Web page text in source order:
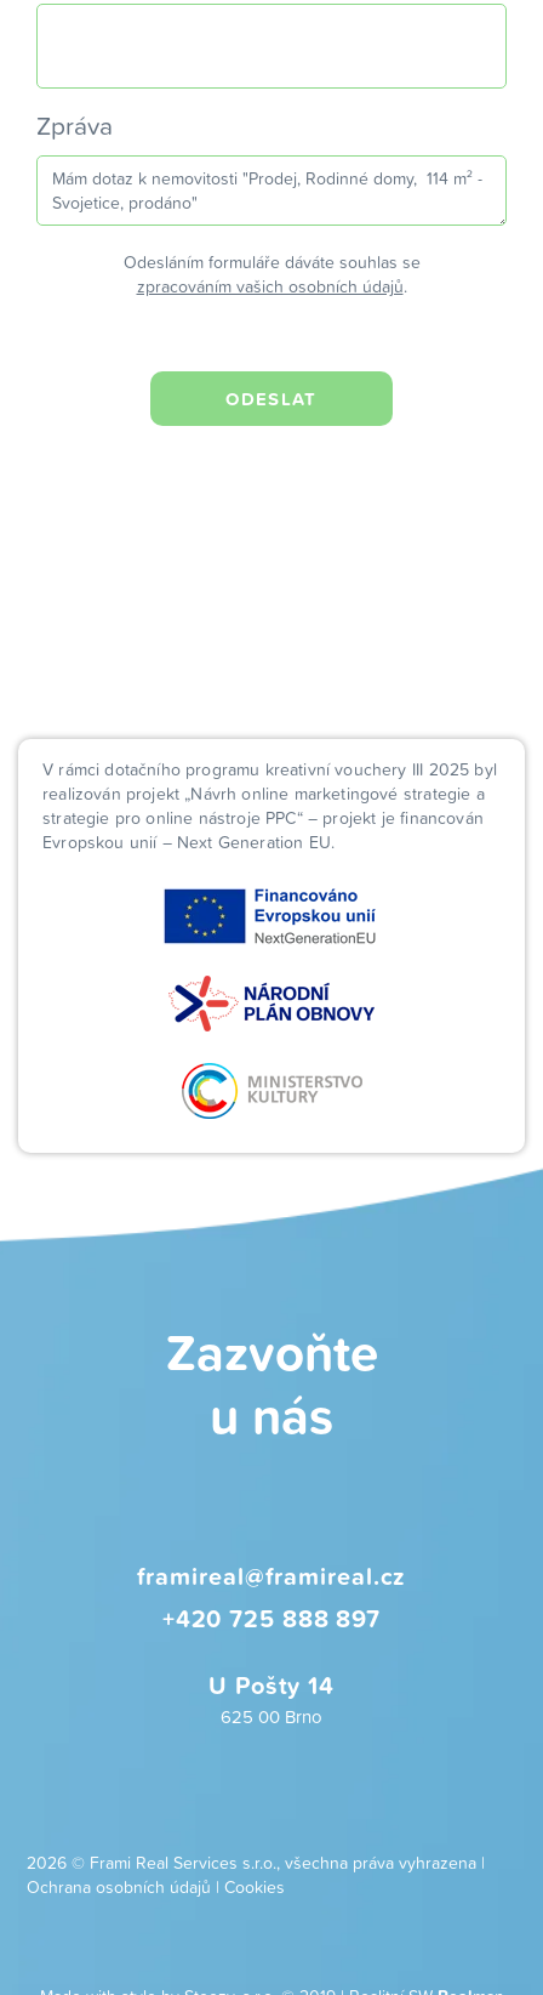
Zpráva
Odesláním formuláře dáváte souhlas se
zpracováním vašich osobních údajů.
V rámci dotačního programu kreativní vouchery III 2025 byl
realizován projekt „Návrh online marketingové strategie a
strategie pro online nástroje PPC“ – projekt je financován
Evropskou unií – Next Generation EU.
Zazvoňte
u nás
framireal@framireal.cz
+420 725 888 897
U Pošty 14
625 00 Brno
2026 © Frami Real Services s.r.o., všechna práva vyhrazena |
Ochrana osobních údajů |Cookies